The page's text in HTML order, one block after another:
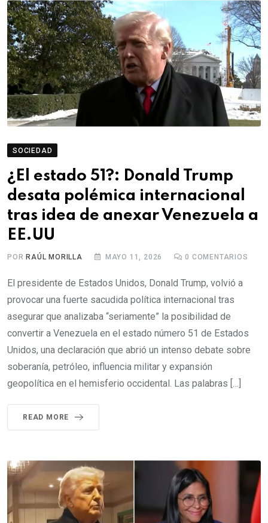
SOCIEDAD
¿El estado 51?: Donald Trump
desata polémica internacional
tras idea de anexar Venezuela a
EE.UU
POR RAÚL MORILLA MAYO 11, 2026 0 COMENTARIOS
El presidente de Estados Unidos, Donald Trump, volvió a
provocar una fuerte sacudida política internacional tras
asegurar que analizaba “seriamente” la posibilidad de
convertir a Venezuela en el estado número 51 de Estados
Unidos, una declaración que abrió un intenso debate sobre
soberanía, petróleo, influencia militar y expansión
geopolítica en el hemisferio occidental. Las palabras […]
READ MORE